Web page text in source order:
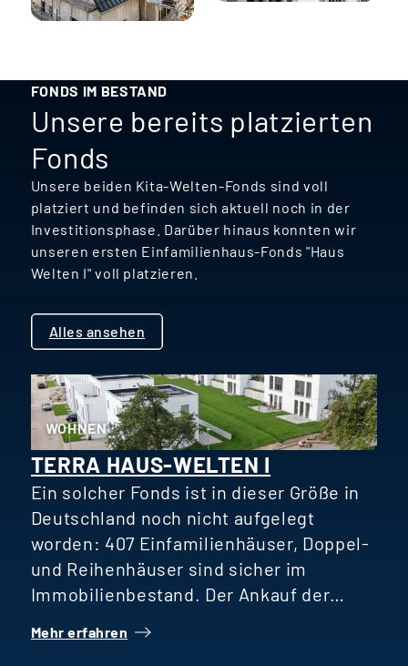
FONDS IM BESTAND
Unsere bereits platzierten
Fonds
Unsere beiden Kita-Welten-Fonds sind voll
platziert und befinden sich aktuell noch in der
Investitionsphase. Darüber hinaus konnten wir
unseren ersten Einfamilienhaus-Fonds "Haus
Welten I" voll platzieren.
Alles ansehen
WOHNEN
TERRA HAUS-WELTEN I
Ein solcher Fonds ist in dieser Größe in
Deutschland noch nicht aufgelegt
worden: 407 Einfamilienhäuser, Doppel-
und Reihenhäuser sind sicher im
Immobilienbestand. Der Ankauf der
baurechtlichen Voraussetzungen sind
Mehr erfahren